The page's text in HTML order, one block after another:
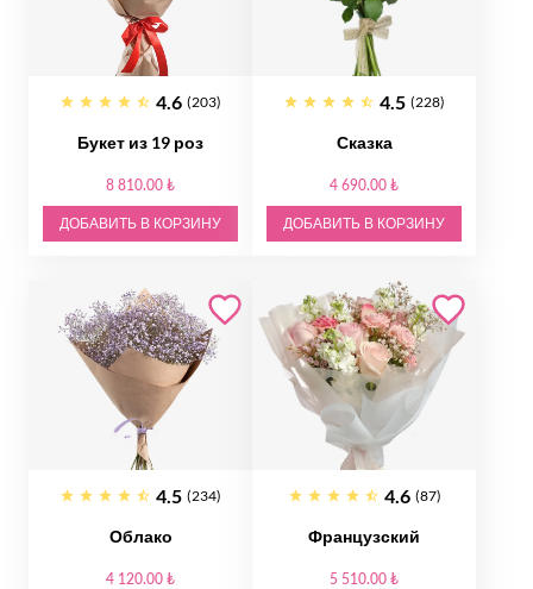
4.6 (203)
Букет из 19 роз
8 810.00 ₺
ДОБАВИТЬ В КОРЗИНУ
4.5 (228)
Сказка
4 690.00 ₺
ДОБАВИТЬ В КОРЗИНУ
4.5 (234)
Облако
4 120.00 ₺
4.6 (87)
Французский
5 510.00 ₺